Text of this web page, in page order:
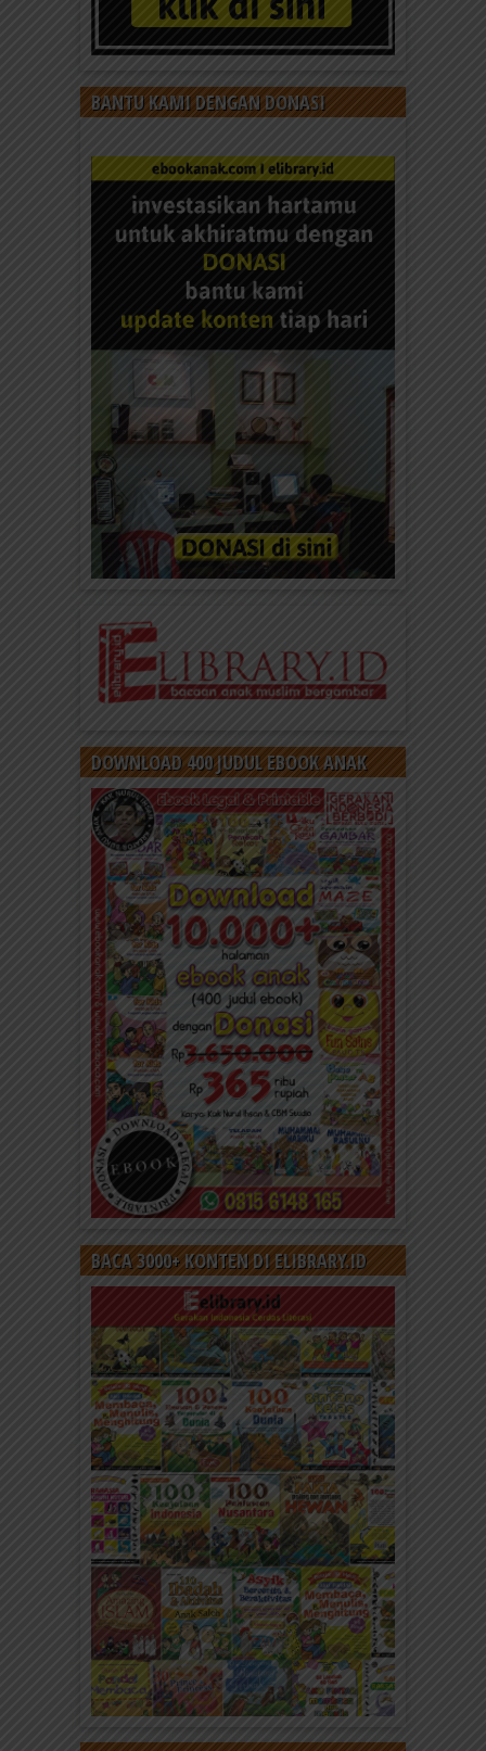
BANTU KAMI DENGAN DONASI
DOWNLOAD 400 JUDUL EBOOK ANAK
BACA 3000+ KONTEN DI ELIBRARY.ID